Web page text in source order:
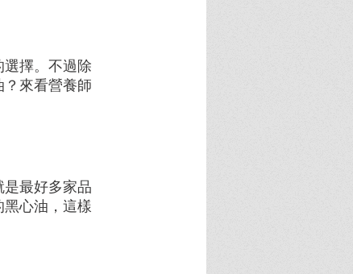
擇。不過除
來看營養師
最好多家品
心油，這樣